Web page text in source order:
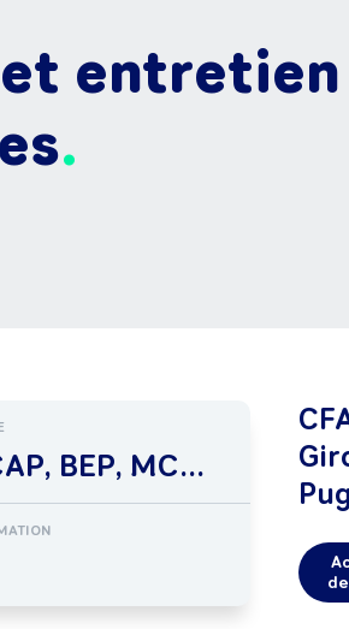
BEP, MC...